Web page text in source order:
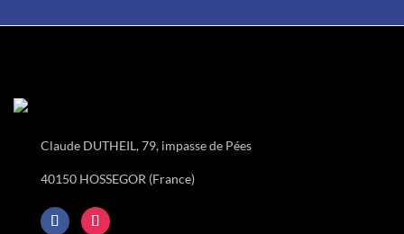
Claude DUTHEIL, 79, impasse de Pées
40150 HOSSEGOR (France)